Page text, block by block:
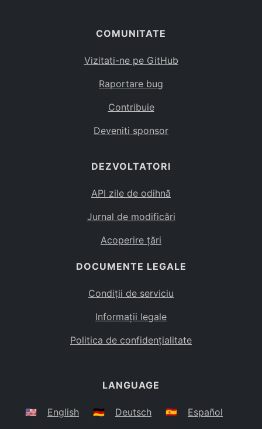
COMUNITATE
Vizitati-ne pe GitHub
Raportare bug
Contribuie
Deveniti sponsor
DEZVOLTATORI
API zile de odihnă
Jurnal de modificări
Acoperire țări
DOCUMENTE LEGALE
Condiții de serviciu
Informații legale
Politica de confidențialitate
LANGUAGE
🇺🇸 English 🇩🇪 Deutsch 🇪🇸 Español